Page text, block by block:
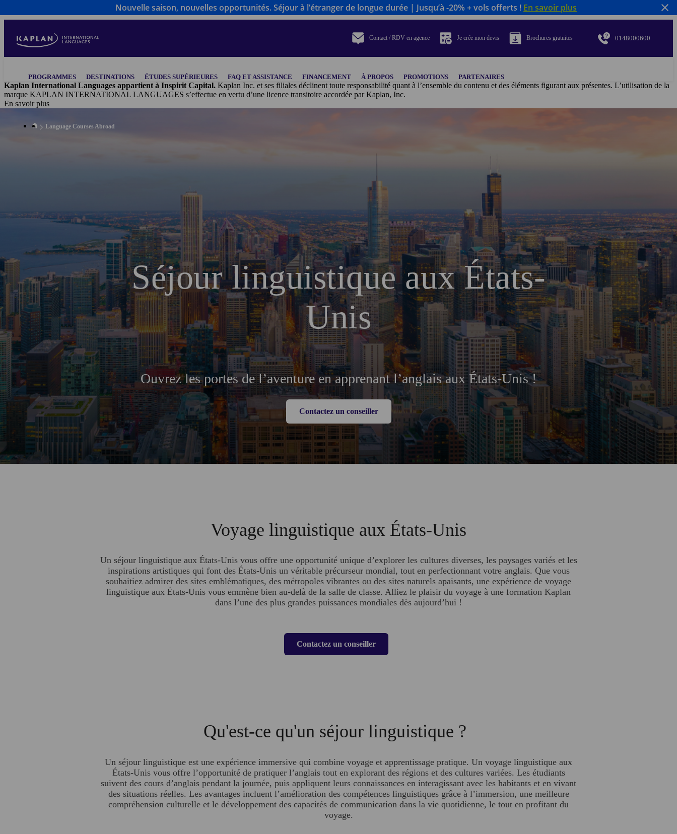
au
principal
Contact / RDV en agence Je crée mon devis Brochures gratuites 0148000600
navigationPROGRAMMES DESTINATIONS ÉTUDES SUPÉRIEURES FAQ ET ASSISTANCE FINANCEMENT À PROPOS PROMOTIONS PARTENAIRES
Kaplan International Languages appartient à Inspirit Capital. Kaplan Inc. et ses filiales déclinent toute responsabilité quant à l’ensemble du contenu et des éléments figurant aux présentes. L’utilisation de la
marque KAPLAN INTERNATIONAL LANGUAGES s’effectue en vertu d’une licence transitoire accordée par Kaplan, Inc.
En savoir plus
Nouvelle saison, nouvelles opportunités. Séjour à l’étranger de longue durée | Jusqu’à -20% + vols offerts ! En savoir plus
Language Courses Abroad
Séjour linguistique aux États-
Unis
Ouvrez les portes de l’aventure en apprenant l’anglais aux États-Unis !
Contactez un conseiller
Voyage linguistique aux États-Unis
Un séjour linguistique aux États-Unis vous offre une opportunité unique d’explorer les cultures diverses, les paysages variés et les
inspirations artistiques qui font des États-Unis un véritable précurseur mondial, tout en perfectionnant votre anglais. Que vous
souhaitiez admirer des sites emblématiques, des métropoles vibrantes ou des sites naturels apaisants, une expérience de voyage
linguistique aux États-Unis vous emmène bien au-delà de la salle de classe. Alliez le plaisir du voyage à une formation Kaplan
dans l’une des plus grandes puissances mondiales dès aujourd’hui !
Contactez un conseiller
Qu'est-ce qu'un séjour linguistique ?
Un séjour linguistique est une expérience immersive qui combine voyage et apprentissage pratique. Un voyage linguistique aux
États-Unis vous offre l’opportunité de pratiquer l’anglais tout en explorant des régions et des cultures variées. Les étudiants
suivent des cours d’anglais pendant la journée, puis appliquent leurs connaissances en interagissant avec les habitants et en vivant
des situations réelles. Les avantages incluent l’amélioration des compétences linguistiques grâce à l’immersion, une meilleure
compréhension culturelle et le développement des capacités de communication dans la vie quotidienne, le tout en profitant du
voyage.